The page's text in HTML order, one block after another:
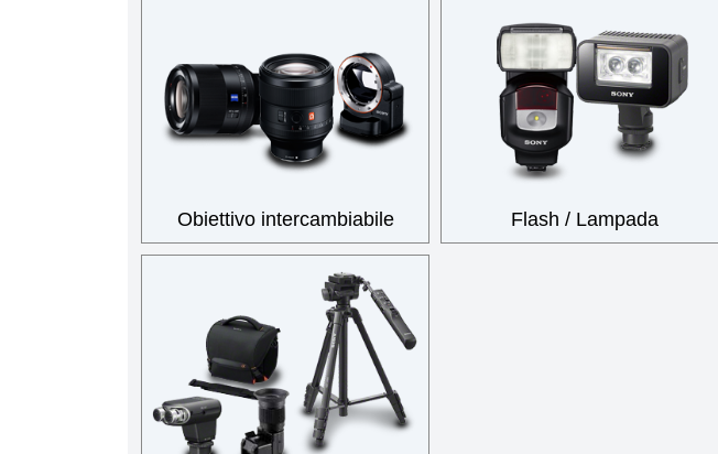
Obiettivo intercambiabile Flash / Lampada